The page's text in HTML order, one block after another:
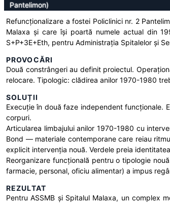
Pantelimon)
Refuncționalizare a fostei Policlinici nr. 2
Malaxa și care își poartă numele actual din
S+P+3E+Eth, pentru Administrația Spitalelor și
PROVOCĂRI
Două constrângeri au definit proiectul.
relocare. Tipologic: clădirea anilor 1970-1980
SOLUȚII
Execuție în două faze independent funcționale.
corpuri.
Articularea limbajului anilor 1970-1980 cu
Bond — materiale contemporane care reiau
explicit intervenția nouă. Verdele preia
Reorganizare funcțională pentru o tipologie
farmacie, personal, oficiu alimentar) a impus
REZULTAT
Pentru ASSMB și Spitalul Malaxa, un complex